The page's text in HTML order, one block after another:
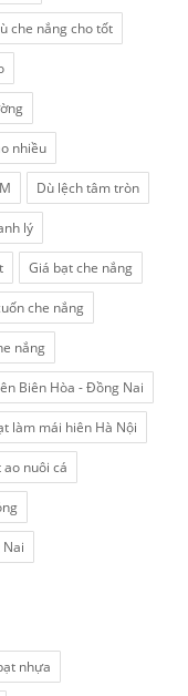
che nắng cho tốt
nhiều
Dù lệch tâm tròn
lý
Giá bạt che nắng
che nắng
nắng
Biên Hòa - Đồng Nai
làm mái hiên Hà Nội
nuôi cá
nhựa